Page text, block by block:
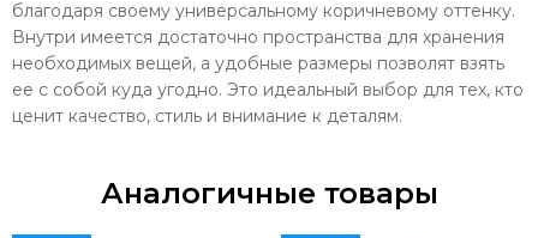
благодаря своему универсальному коричневому оттенку.
Внутри имеется достаточно пространства для хранения
необходимых вещей, а удобные размеры позволят взять
ее с собой куда угодно. Это идеальный выбор для тех, кто
ценит качество, стиль и внимание к деталям.
Аналогичные товары